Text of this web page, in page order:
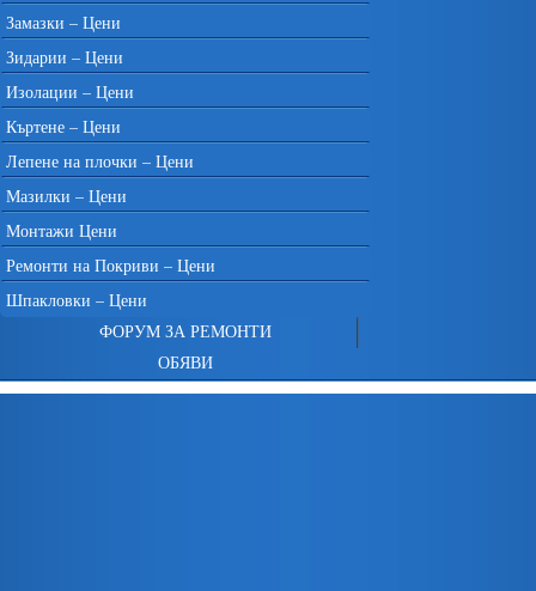
Замазки – Цени
Зидарии – Цени
Изолации – Цени
Къртене – Цени
Лепене на плочки – Цени
Мазилки – Цени
Монтажи Цени
Ремонти на Покриви – Цени
Шпакловки – Цени
ФОРУМ ЗА РЕМОНТИ
ОБЯВИ